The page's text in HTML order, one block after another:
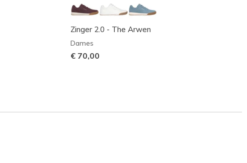
Zinger 2.0 - The Arwen
Dames
€ 70,00